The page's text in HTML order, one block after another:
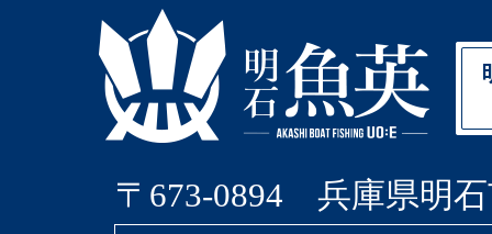
〒673-0894 兵庫県明石